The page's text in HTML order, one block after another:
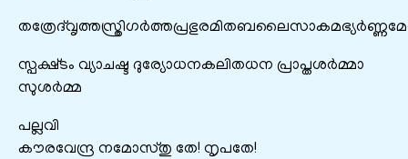
സ്പക്ഷ്ടം വ്യാചഷ്ട ദുര്യോധനകലിതധന പ്രാപ്തശര്‍മ്മാ
സുശര്‍മ്മ
പല്ലവി
കൗരവേന്ദ്ര നമോസ്തു തേ! നൃപതേ!